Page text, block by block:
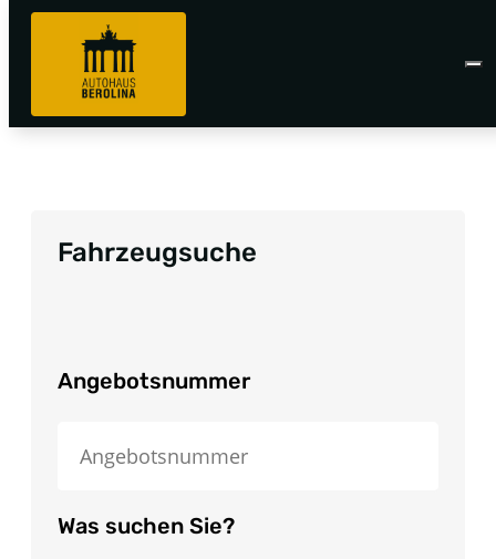
Fahrzeugsuche
Angebotsnummer
Was suchen Sie?